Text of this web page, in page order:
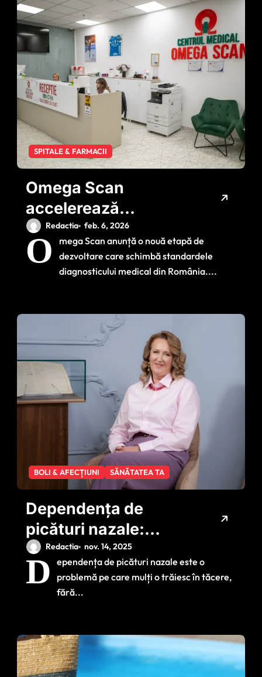
SPITALE & FARMACII
Omega Scan
accelerează
revoluția în
imagistica medicală:
investiții majore în
treilea centru de
excelență
Redactia feb. 6, 2026
O
mega Scan anunță o nouă etapă de
dezvoltare care schimbă standardele
diagnosticului medical din România....
BOLI & AFECȚIUNI SĂNĂTATEA TA
Dependența de
picături nazale:
“Respirația naturală
este un drept al
fiecăruia dintre noi”
Redactia nov. 14, 2025
D ependența de picături nazale este o
problemă pe care mulți o trăiesc în tăcere,
fără...